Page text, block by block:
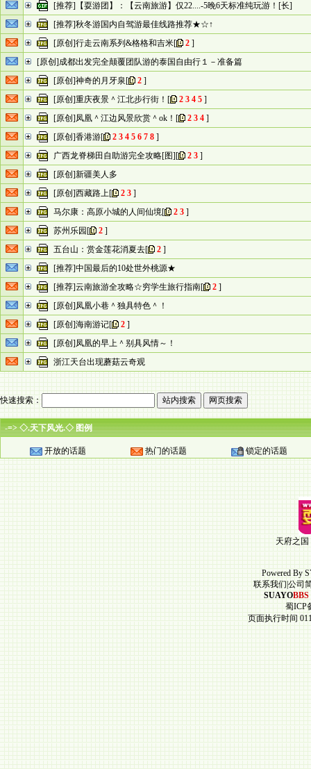
[推荐]【耍游团】：【云南旅游】仅22....-5晚6天标准纯玩游！[长]
[推荐]秋冬游国内自驾游最佳线路推荐★☆↑
[原创]行走云南系列&格格和吉米[ 2 ]
[原创]成都出发完全颠覆团队游的泰国自由行１－准备篇
[原创]神奇的月牙泉[ 2 ]
[原创]重庆夜景＾江北步行街！ [ 2 3 4 5 ]
[原创]凤凰＾江边风景欣赏＾ok！ [ 2 3 4 ]
[原创]香港游[ 2 3 4 5 6 7 8 ]
广西龙脊梯田自助游完全攻略[图][ 2 3 ]
[原创]新疆美人多
[原创]西藏路上[ 2 3 ]
马尔康：高原小城的人间仙境[ 2 3 ]
苏州乐园 [ 2 ]
五台山：赏金莲花消夏去[ 2 ]
[推荐]中国最后的10处世外桃源★
[推荐]云南旅游全攻略☆穷学生旅行指南[ 2 ]
[原创]凤凰小巷＾独具特色＾！
[原创]海南游记[ 2 ]
[原创]凤凰的早上＾别具风情～！
浙江天台出现蘑菇云奇观
快速搜索：
-=> ◇.天下风光.◇ 图例
开放的话题 热门的话题 锁定的话题
天府之
Powered By
联系我们 公司
SUAYOBBS
蜀ICP
页面执行时间